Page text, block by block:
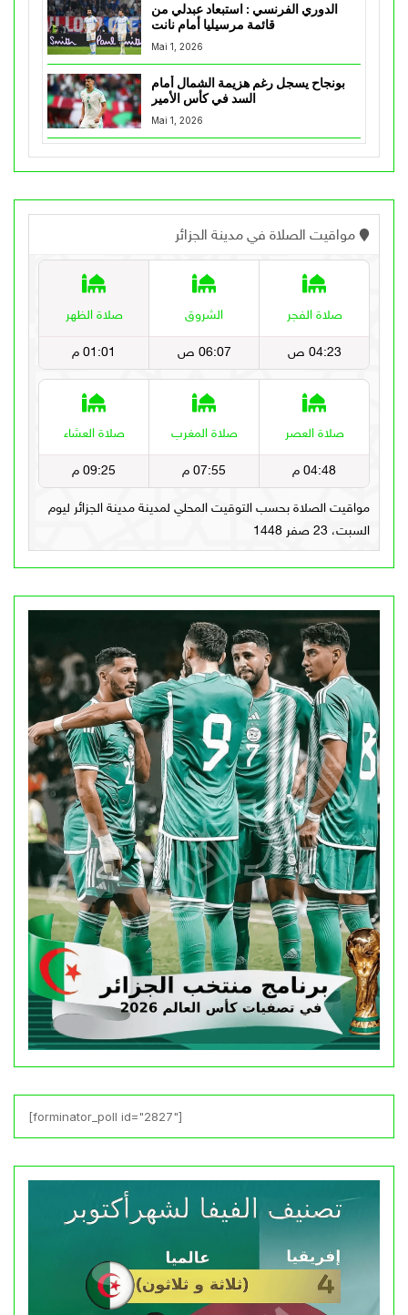
الدوري الفرنسي : استبعاد عبدلي من
قائمة مرسيليا أمام نانت
Mai 1, 2026
بونجاح يسجل رغم هزيمة الشمال أمام
السد في كأس الأمير
Mai 1, 2026
[forminator_poll id="2827"]